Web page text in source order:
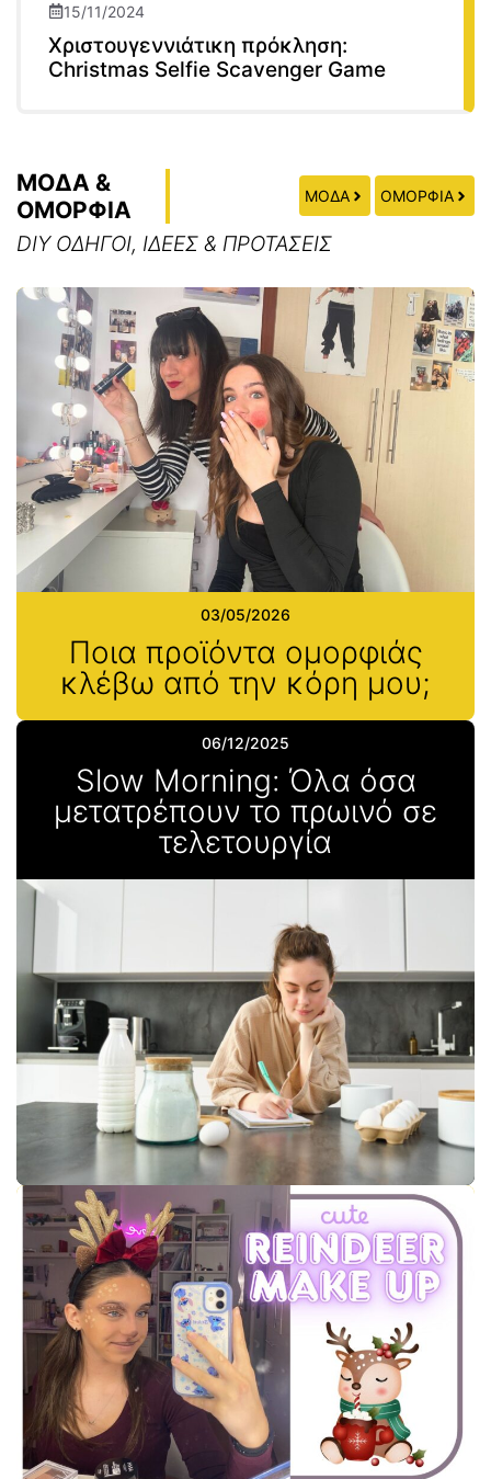
15/11/2024
Χριστουγεννιάτικη πρόκληση:
Christmas Selfie Scavenger Game
ΜΟΔΑ &
ΟΜΟΡΦΙΑ
ΜΟΔΑ ΟΜΟΡΦΙΑ
DIY ΟΔΗΓΟΙ, ΙΔΕΕΣ & ΠΡΟΤΑΣΕΙΣ
03/05/2026
Ποια προϊόντα ομορφιάς
κλέβω από την κόρη μου;
06/12/2025
Slow Morning: Όλα όσα
μετατρέπουν το πρωινό σε
τελετουργία